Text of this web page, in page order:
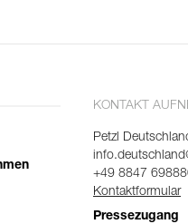
KONTAKT
Petzl
+49 8847
Kontaktformular
Pressezugang